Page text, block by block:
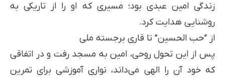
زندگی امین عبدی بود؛ مسیری که او را از تاریکی به
روشنایی هدایت کرد.
از “حب الحسین” تا قاری برجسته ملی
پس از این تحول روحی، امین به مسجد رفت و در اتفاقی
که خود آن را الهی می‌داند، نواری آموزشی برای تمرین